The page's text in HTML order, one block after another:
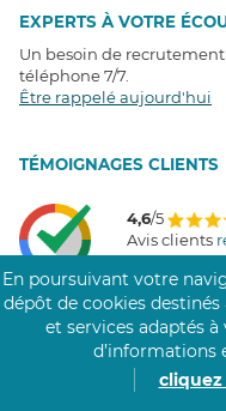
EXPERTS À VOTRE
Un besoin de
téléphone 7/7
Être rappelé aujourd'hui
TÉMOIGNAGES CLIENTS
4,6/5
Avis clients
Google
COMMUNAUTÉ
En poursuivant votre
dépôt de cookies
et services adaptés à
d’informations
cliquez